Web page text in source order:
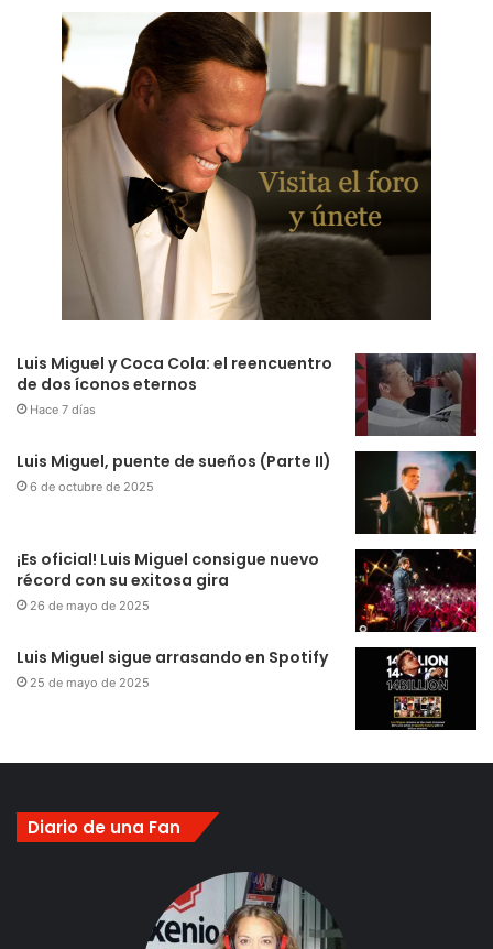
Luis Miguel y Coca Cola: el reencuentro
de dos íconos eternos
Hace 7 días
Luis Miguel, puente de sueños (Parte II)
6 de octubre de 2025
¡Es oficial! Luis Miguel consigue nuevo
récord con su exitosa gira
26 de mayo de 2025
Luis Miguel sigue arrasando en Spotify
25 de mayo de 2025
Diario de una Fan